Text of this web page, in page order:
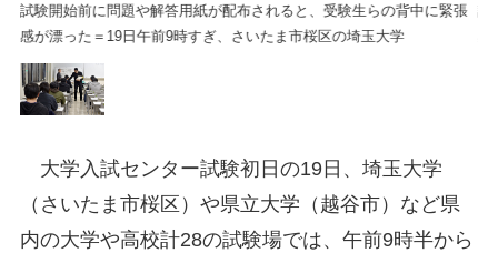
試験開始前に問題や解答用紙が配布されると、受験生らの背中に緊張
感が漂った＝19日午前9時すぎ、さいたま市桜区の埼玉大学
大学入試センター試験初日の19日、埼玉大学
（さいたま市桜区）や県立大学（越谷市）など県
内の大学や高校計28の試験場では、午前9時半から